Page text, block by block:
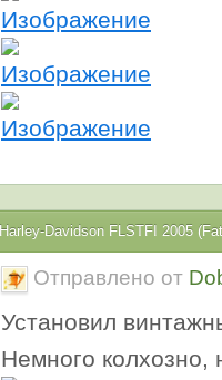
Harley-Davidson FLSTFI 2005
Отправлено от
Установил
Немного колхозно,